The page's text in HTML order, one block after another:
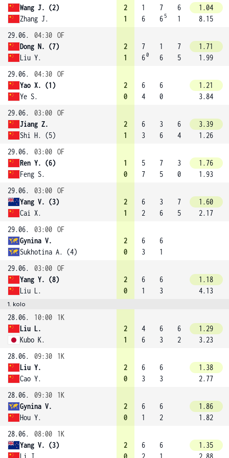
Wang J. (2)
Zhang J.
2
1
1
6
7
6 5
6
1
1.04
8.15
29.06.
04:30 OF
Dong N. (7)
Liu Y.
2
1
7
60
1
6
7
5
1.71
1.99
29.06.
04:30 OF
Yao X. (1)
Ye S.
2
0
6
4
6
0
1.21
3.84
29.06.
03:00 OF
Jiang Z.
Shi H. (5)
2
1
6
3
3
6
6
4
3.39
1.26
29.06.
03:00 OF
Ren Y. (6)
Feng S.
1
0
5
7
7
5
3
0
1.76
1.93
29.06.
03:00 OF
Yang V. (3)
Cai X.
2
1
6
2
3
6
7
5
1.60
2.17
29.06.
03:00 OF
Gynina V.
Sukhotina A. (4)
2
0
6
3
6
1
29.06.
03:00 OF
Yang Y. (8)
Liu L.
2
0
6
1
6
3
1.18
4.13
1. kolo
28.06. 10:00
1K
Liu L.
Kubo K.
2
1
4
6
6
3
6
2
1.29
3.23
28.06.
09:30
1K
Liu Y.
Cao Y.
2
0
6
3
6
3
1.38
2.77
28.06.
09:30
1K
Gynina V.
Hou Y.
2
0
6
1
6
2
1.86
1.82
28.06.
08:00
1K
Yang V. (3)
Li J.
2
0
6
2
6
1
1.35
2.88